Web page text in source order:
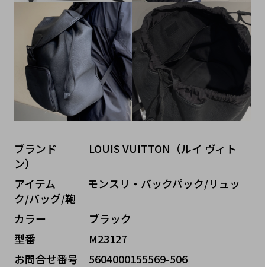
ブランド   LOUIS VUITTON（ルイ ヴィト
ン）
アイテム   モンスリ・バックパック/リュッ
ク/バッグ/鞄
カラー    ブラック
型番     M23127
お問合せ番号 5604000155569-506